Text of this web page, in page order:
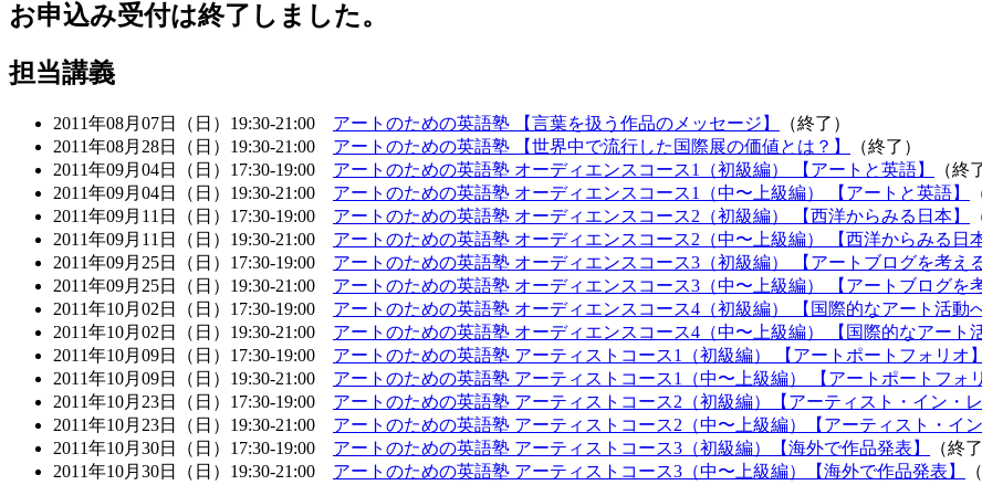
お申込み受付は終了しました。
担当講義
2011年08月07日（日）19:30-21:00 アートのための英語塾 【言葉を扱う作品のメッセージ】
（終了）
2011年08月28日（日）19:30-21:00 アートのための英語塾 【世界中で流行した国際展の価値とは？】
（終了）
2011年09月04日（日）17:30-19:00 アートのための英語塾 オーディエンスコース1（初級編） 【アートと英語】
（終
2011年09月04日（日）19:30-21:00 アートのための英語塾 オーディエンスコース1（中〜上級編） 【アートと英語】
2011年09月11日（日）17:30-19:00 アートのための英語塾 オーディエンスコース2（初級編） 【西洋からみる日本】
2011年09月11日（日）19:30-21:00 アートのための英語塾 オーディエンスコース2（中〜上級編） 【西洋からみる日本
2011年09月25日（日）17:30-19:00 アートのための英語塾 オーディエンスコース3（初級編） 【アートブログを考える
2011年09月25日（日）19:30-21:00 アートのための英語塾 オーディエンスコース3（中〜上級編） 【アートブログを
2011年10月02日（日）17:30-19:00 アートのための英語塾 オーディエンスコース4（初級編） 【国際的なアート活動へ
2011年10月02日（日）19:30-21:00 アートのための英語塾 オーディエンスコース4（中〜上級編） 【国際的なアート
2011年10月09日（日）17:30-19:00 アートのための英語塾 アーティストコース1（初級編） 【アートポートフォリオ】
2011年10月09日（日）19:30-21:00 アートのための英語塾 アーティストコース1（中〜上級編） 【アートポートフォ
2011年10月23日（日）17:30-19:00 アートのための英語塾 アーティストコース2（初級編）【アーティスト・イン・レ
2011年10月23日（日）19:30-21:00 アートのための英語塾 アーティストコース2（中〜上級編）【アーティスト・イン
2011年10月30日（日）17:30-19:00 アートのための英語塾 アーティストコース3（初級編）【海外で作品発表】
（終了
2011年10月30日（日）19:30-21:00 アートのための英語塾 アーティストコース3（中〜上級編）【海外で作品発表】